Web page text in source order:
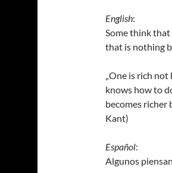
English:
Some think
that is nothing
„One is rich not
knows how to
becomes richer
Kant)
Español:
Algunos